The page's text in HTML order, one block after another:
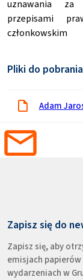
uznawania za
przepisami
członkowskim
Pliki do pobrania
Adam
Zapisz się do
Zapisz się, aby
emisjach
wydarzeniach w